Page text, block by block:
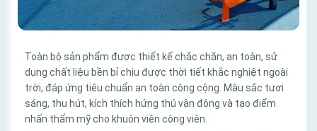
Toàn bộ sản phẩm được thiết kế chắc chắn, an toàn, sử
dụng chất liệu bền bỉ chịu được thời tiết khắc nghiệt ngoài
trời, đáp ứng tiêu chuẩn an toàn công cộng. Màu sắc tươi
sáng, thu hút, kích thích hứng thú vận động và tạo điểm
nhấn thẩm mỹ cho khuôn viên công viên.